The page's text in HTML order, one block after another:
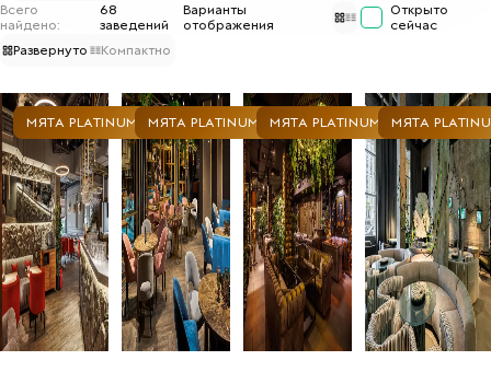
Всего
найдено:
68
заведений
Варианты
отображения
Открыто
сейчас
Развернуто
Компактно
МЯТА PLATINUM МЯТА PLATINUM МЯТА PLATINUM МЯТА